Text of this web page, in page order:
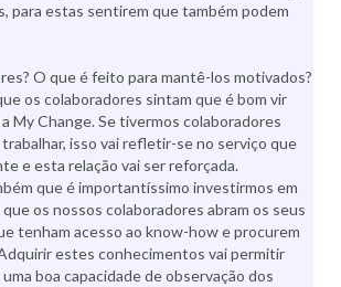
para estas sentirem que também podem
O que é feito para mantê-los motivados?
os colaboradores sintam que é bom vir
My Change. Se tivermos colaboradores
isso vai refletir-se no serviço que
e esta relação vai ser reforçada.
que é importantíssimo investirmos em
os nossos colaboradores abram os seus
tenham acesso ao know-how e procurem
estes conhecimentos vai permitir
boa capacidade de observação dos